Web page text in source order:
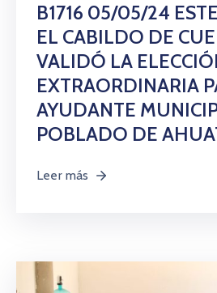
B1716 05/05/24
EL CABILDO DE
VALIDÓ LA
EXTRAORDINARIA
AYUDANTE
POBLADO DE
Leer más